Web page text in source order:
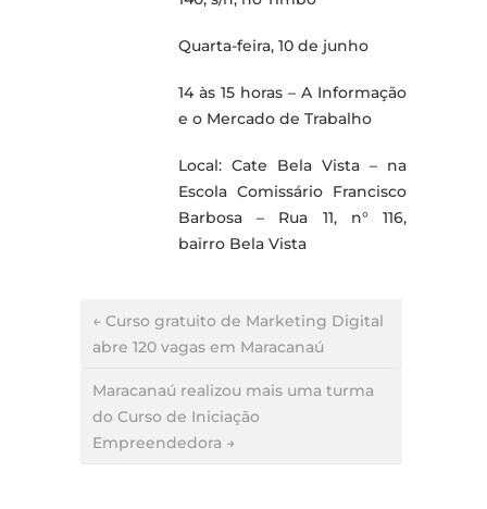
Quarta-feira, 10 de junho
14 às 15 horas – A Informação
e o Mercado de Trabalho
Local: Cate Bela Vista – na
Escola Comissário Francisco
Barbosa – Rua 11, n° 116,
bairro Bela Vista
← Curso gratuito de Marketing Digital
abre 120 vagas em Maracanaú
Maracanaú realizou mais uma turma
do Curso de Iniciação
Empreendedora →